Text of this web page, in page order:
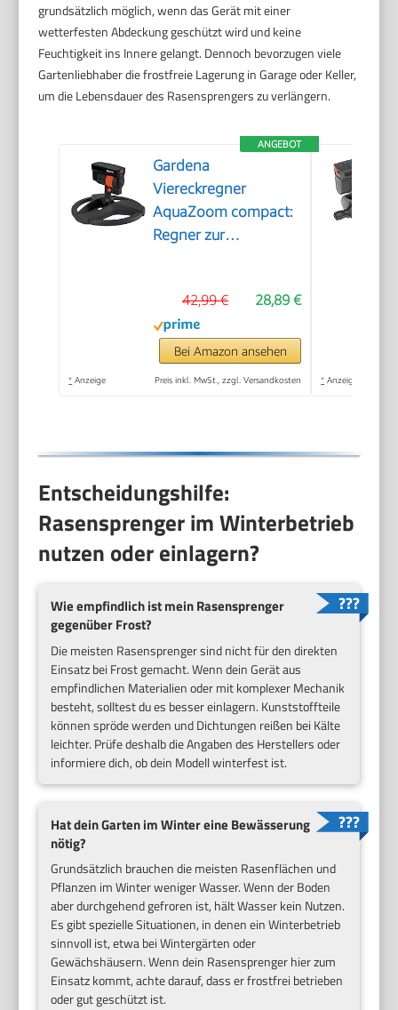
grundsätzlich möglich, wenn das Gerät mit einer
wetterfesten Abdeckung geschützt wird und keine
Feuchtigkeit ins Innere gelangt. Dennoch bevorzugen viele
Gartenliebhaber die frostfreie Lagerung in Garage oder Keller,
um die Lebensdauer des Rasensprengers zu verlängern.
ANGEBOT
Gardena
Viereckregner
AquaZoom compact:
Regner zur
216 m², Reichweite 3-
18 m, Sprengweite 3-
12 m, integrierter
Innenfilter (18708-
28,89 €
42,99 €
Bei Amazon ansehen
* Anzeige Preis inkl. MwSt., zzgl. Versandkosten * Anzeige
Entscheidungshilfe:
Rasensprenger im Winterbetrieb
nutzen oder einlagern?
Wie empfindlich ist mein Rasensprenger
gegenüber Frost?
Die meisten Rasensprenger sind nicht für den direkten
Einsatz bei Frost gemacht. Wenn dein Gerät aus
empfindlichen Materialien oder mit komplexer Mechanik
besteht, solltest du es besser einlagern. Kunststoffteile
können spröde werden und Dichtungen reißen bei Kälte
leichter. Prüfe deshalb die Angaben des Herstellers oder
informiere dich, ob dein Modell winterfest ist.
Hat dein Garten im Winter eine Bewässerung
nötig?
Grundsätzlich brauchen die meisten Rasenflächen und
Pflanzen im Winter weniger Wasser. Wenn der Boden
aber durchgehend gefroren ist, hält Wasser kein Nutzen.
Es gibt spezielle Situationen, in denen ein Winterbetrieb
sinnvoll ist, etwa bei Wintergärten oder
Gewächshäusern. Wenn dein Rasensprenger hier zum
Einsatz kommt, achte darauf, dass er frostfrei betrieben
oder gut geschützt ist.